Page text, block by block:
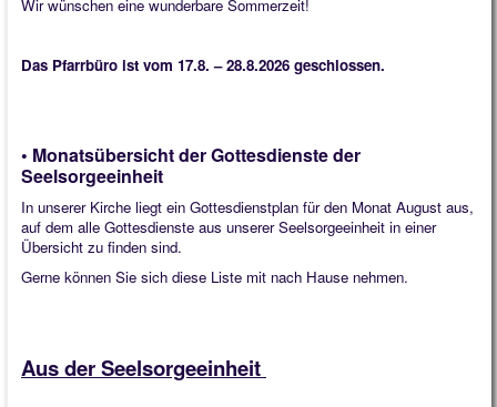
2026
Wir wünschen eine wunderbare Sommerzeit!
Das Pfarrbüro ist vom 17.8. – 28.8.2026 geschlossen.
• Monatsübersicht der Gottesdienste der
Seelsorgeeinheit
In unserer Kirche liegt ein Gottesdienstplan für den Monat August aus,
auf dem alle Gottesdienste aus unserer Seelsorgeeinheit in einer
Übersicht zu finden sind.
Gerne können Sie sich diese Liste mit nach Hause nehmen.
Aus der Seelsorgeeinheit